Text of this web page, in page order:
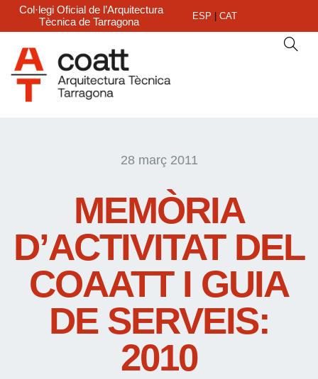
Col·legi Oficial de l’Arquitectura
Tècnica de Tarragona
ESP CAT
28 març 2011
MEMÒRIA
D’ACTIVITAT DEL
COAATT I GUIA
DE SERVEIS:
2010